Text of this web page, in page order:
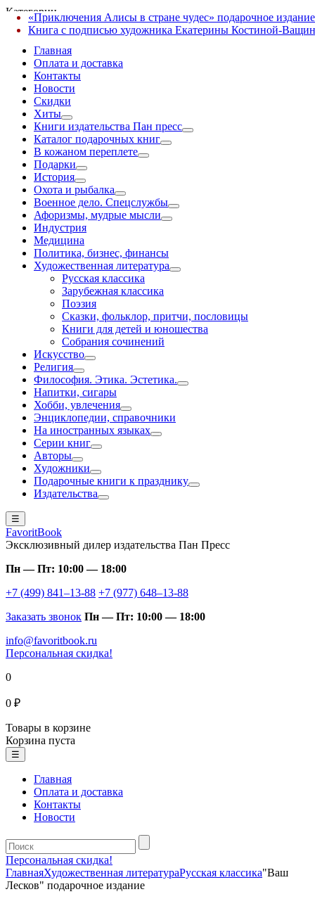
Категории
Главная
Оплата и доставка
Контакты
Новости
Скидки
Хиты
Книги издательства Пан пресс
Каталог подарочных книг
В кожаном переплете
Подарки
История
Охота и рыбалка
Военное дело. Спецслужбы
Афоризмы, мудрые мысли
Индустрия
Медицина
Политика, бизнес, финансы
Художественная литература
Русская классика
Зарубежная классика
Поэзия
Сказки, фольклор, притчи, пословицы
Книги для детей и юношества
Собрания сочинений
Искусство
Религия
Философия. Этика. Эстетика.
Напитки, сигары
Хобби, увлечения
Энциклопедии, справочники
На иностранных языках
Серии книг
Авторы
Художники
Подарочные книги к празднику
Издательства
☰
FavoritBook
Эксклюзивный дилер издательства Пан Пресс
Пн — Пт: 10:00 — 18:00
+7 (499) 841–13-88 +7 (977) 648–13-88
Заказать звонок Пн — Пт: 10:00 — 18:00
info@favoritbook.ru
Персональная скидка!
0
0 ₽
Товары в корзине
Корзина пуста
☰
Главная
Оплата и доставка
Контакты
Новости
Персональная скидка!
«Приключения Алисы в стране чудес» подарочное издание
Книга с подписью художника Екатерины Костиной-
ГлавнаяХудожественная литератураРусская классика"Ваш
Лесков" подарочное издание